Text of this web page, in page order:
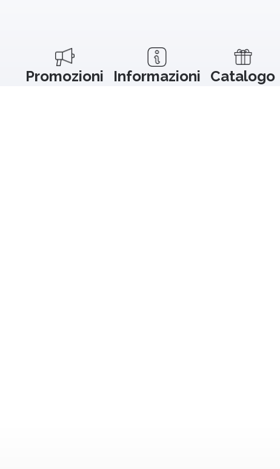
Promozioni Informazioni Catalogo